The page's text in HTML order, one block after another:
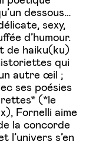
dessous…
sexy,
d’humour.
de haiku(ku)
qui
autre œil ;
ses poésies
(*le
Fornelli aime
la concorde
l’univers s’en